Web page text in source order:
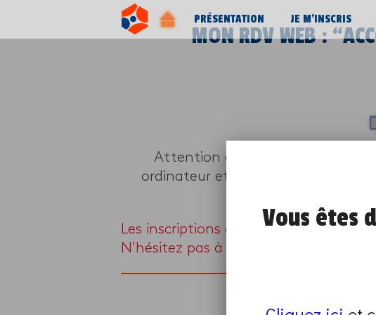
PRÉSENTATION JE M’INSCRIS
MON RDV WEB :
Attention ce programme se
ordinateur et d’une webcam. Le
Les inscriptions à ce programme sont
N'hésitez pas à en chercher un autre
Vous êtes